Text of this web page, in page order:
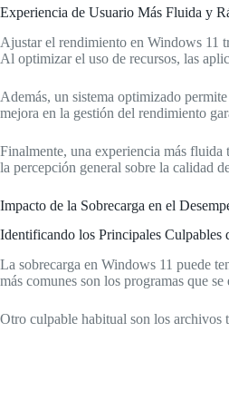
Experiencia de Usuario Más Fluida y
Ajustar el rendimiento en Windows 11
Al optimizar el uso de recursos, las
Además, un sistema optimizado
mejora en la gestión del rendimiento
Finalmente, una experiencia más fluida
la percepción general sobre la calidad
Impacto de la Sobrecarga en el
Identificando los Principales Culpables
La sobrecarga en Windows 11 puede
más comunes son los programas que
Otro culpable habitual son los archivos